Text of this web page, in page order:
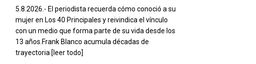
5.8.2026.- El periodista recuerda cómo conoció a su
mujer en Los 40 Principales y reivindica el vínculo
con un medio que forma parte de su vida desde los
13 años.Frank Blanco acumula décadas de
trayectoria [leer todo]